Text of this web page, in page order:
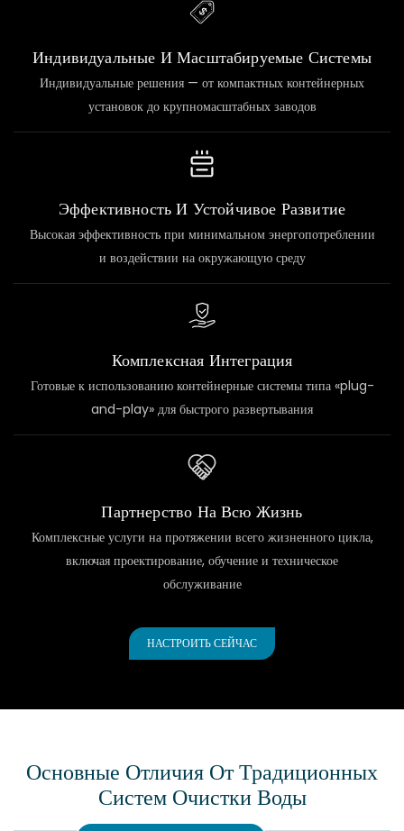
Индивидуальные И Масштабируемые Системы
Индивидуальные решения — от компактных контейнерных
установок до крупномасштабных заводов
Эффективность И Устойчивое Развитие
Высокая эффективность при минимальном энергопотреблении
и воздействии на окружающую среду
Комплексная Интеграция
Готовые к использованию контейнерные системы типа «plug-
and-play» для быстрого развертывания
Партнерство На Всю Жизнь
Комплексные услуги на протяжении всего жизненного цикла,
включая проектирование, обучение и техническое
обслуживание
НАСТРОИТЬ СЕЙЧАС
Основные Отличия От Традиционных
Систем Очистки Воды